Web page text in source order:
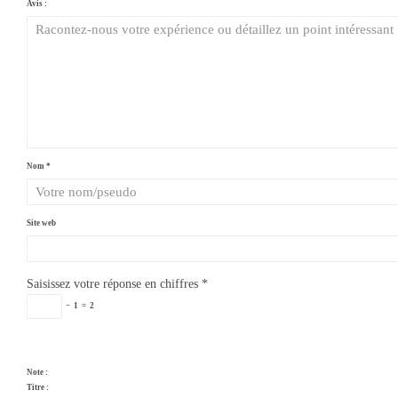
Avis :
Nom *
Site web
Saisissez votre réponse en chiffres *
− 1 = 2
Note :
Titre :